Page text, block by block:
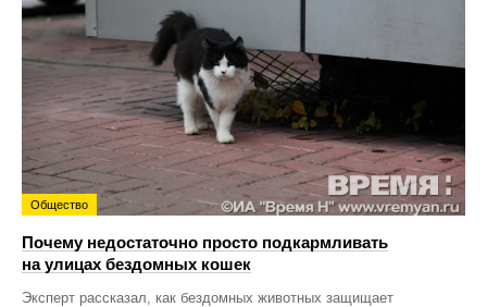
Общество
Почему недостаточно просто подкармливать
на улицах бездомных кошек
Эксперт рассказал, как бездомных животных защищает